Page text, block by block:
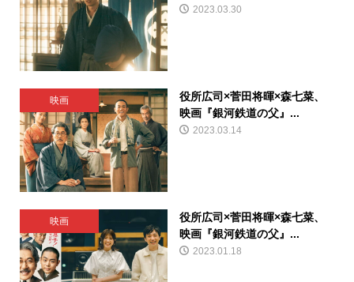
2023.03.30
映画
役所広司×菅田将暉×森七菜、
映画『銀河鉄道の父』...
2023.03.14
映画
役所広司×菅田将暉×森七菜、
映画『銀河鉄道の父』...
2023.01.18